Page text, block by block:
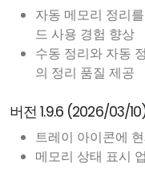
자동 메모리 정리
드 사용 경험 향상
수동 정리와 자동
의 정리 품질 제공
버전 1.9.6 (2026/03/
트레이 아이콘에
메모리 상태 표시